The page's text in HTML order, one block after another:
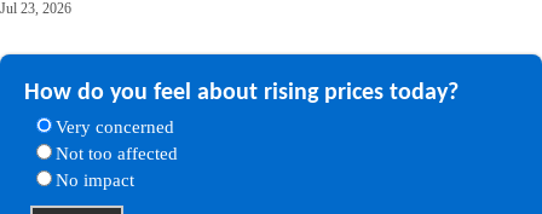
Jul 23, 2026
How do you feel about rising prices today?
Very concerned
Not too affected
No impact